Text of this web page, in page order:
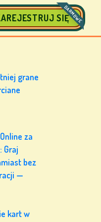
SIĘDARMOWE
grane
za
Graj
bez
—
kart w